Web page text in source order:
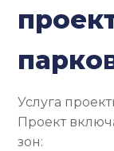
Услуга
Проект
зон: